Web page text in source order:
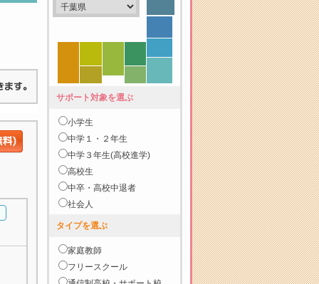
サポート対象を選ぶ
小学生
中学１・２年生
中学３年生(高校進学)
高校生
中卒・高校中退者
社会人
タイプを選ぶ
家庭教師
フリースクール